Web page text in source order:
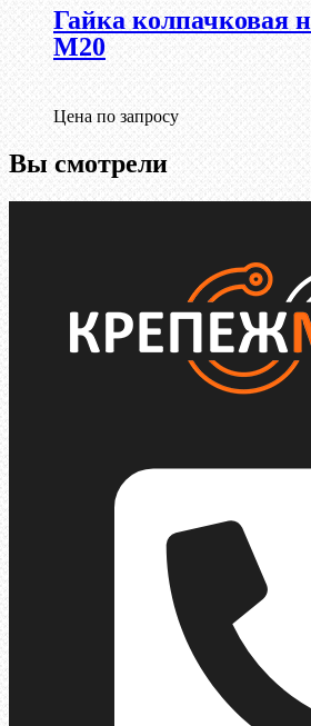
Гайка колпачковая
М20
Цена по запросу
Вы смотрели